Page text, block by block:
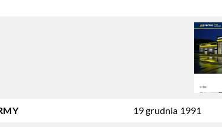
19 grudnia 1991